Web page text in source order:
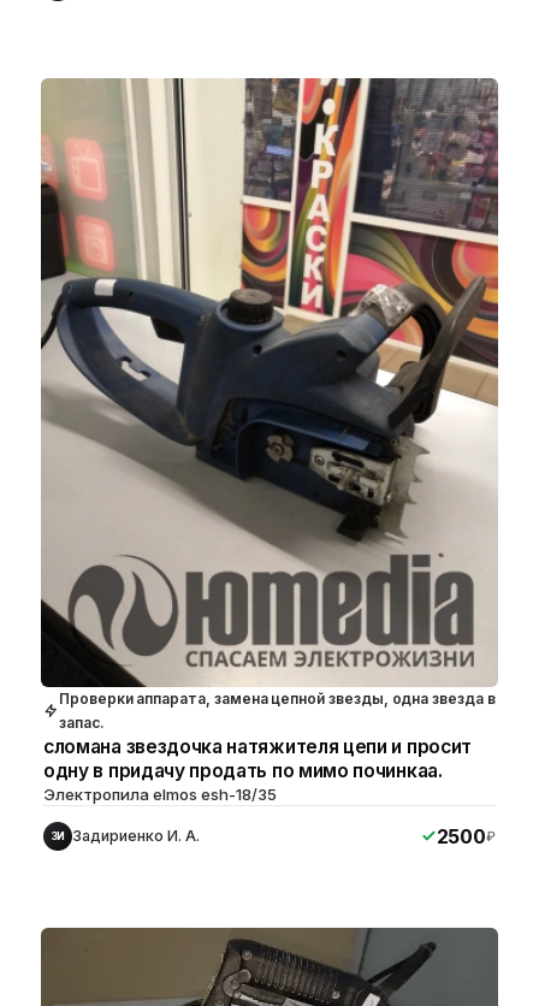
Проверки аппарата, замена цепной звезды, одна звезда в
запас.
сломана звездочка натяжителя цепи и просит
одну в придачу продать по мимо починкаа.
Электропила elmos esh-18/35
ЗИ Задириенко И. А. 2500₽